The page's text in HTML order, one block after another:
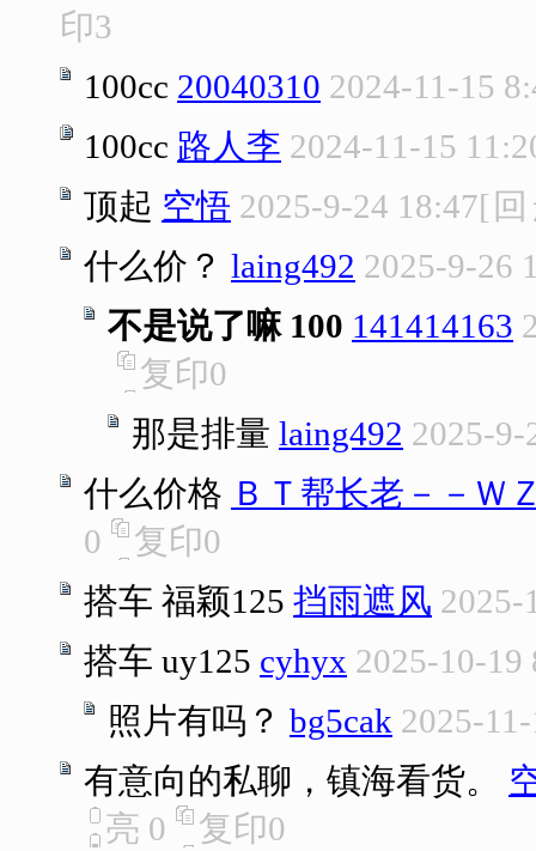
印3
100cc 20040310 2024-11-15
100cc 路人李 2024-11-15
顶起 空悟 2025-9-24 18:47[ 回
什么价？ laing492 2025-9-26
不是说了嘛 100 141414163
复印0
那是排量 laing492 2025-9-
什么价格 ＢＴ帮长老－－Ｗ
0
复印0
搭车 福颖125 挡雨遮风 2025-
搭车 uy125 cyhyx 2025-10-19
照片有吗？ bg5cak 2025-
有意向的私聊，镇海看货。
亮 0 复印0